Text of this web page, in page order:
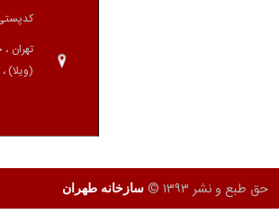
کدپستی:
تهران
(ویلا) ،
حق طبع و نشر ۱۳۹۳ © سازخانه طهران